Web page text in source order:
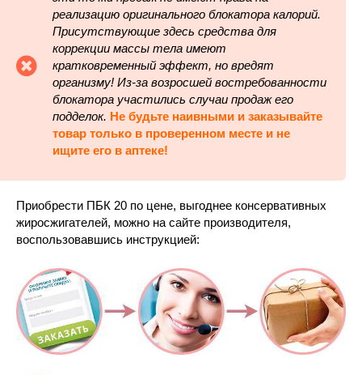
реализацию оригинального блокатора калорий.
Присутствующие здесь средства для
коррекции массы тела имеют
кратковременный эффект, но вредят
организму! Из-за возросшей востребованности
блокатора участились случаи продаж его
подделок. Не будьте наивными и заказывайте
товар только в проверенном месте и не
ищите его в аптеке!
Приобрести ПБК 20 по цене, выгоднее консервативных
жиросжигателей, можно на сайте производителя,
воспользовавшись инструкцией: